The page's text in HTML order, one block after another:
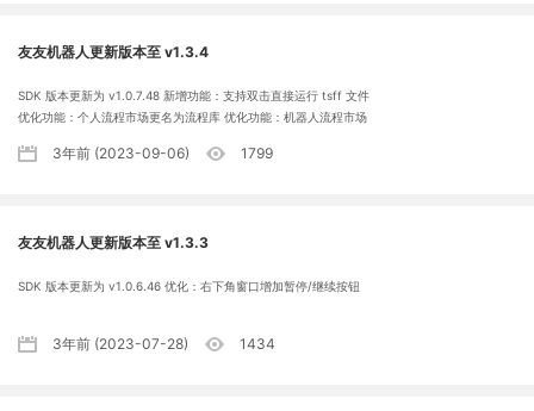
友友机器人更新版本至 v1.3.4
SDK 版本更新为 v1.0.7.48 新增功能：支持双击直接运行 tsff 文件
优化功能：个人流程市场更名为流程库 优化功能：机器人流程市场
3年前 (2023-09-06) 1799
友友机器人更新版本至 v1.3.3
SDK 版本更新为 v1.0.6.46 优化：右下角窗口增加暂停/继续按钮
3年前 (2023-07-28) 1434